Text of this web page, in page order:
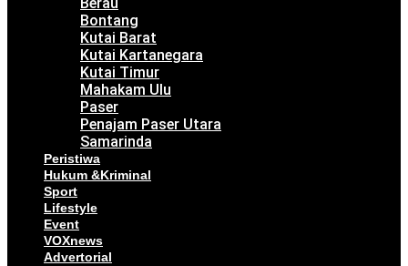
Bontang
Kutai Barat
Kutai Kartanegara
Kutai Timur
Mahakam Ulu
Paser
Penajam Paser Utara
Samarinda
Peristiwa
Hukum &Kriminal
Sport
Lifestyle
Event
VOXnews
Advertorial